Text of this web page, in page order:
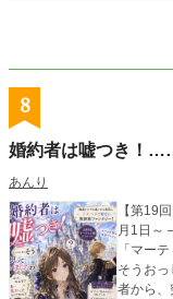
8
婚約者は嘘つき！
あんり
【第19
月1日～ ――――――――――――――――――――――
「マー
そうおっしゃいま
者から、